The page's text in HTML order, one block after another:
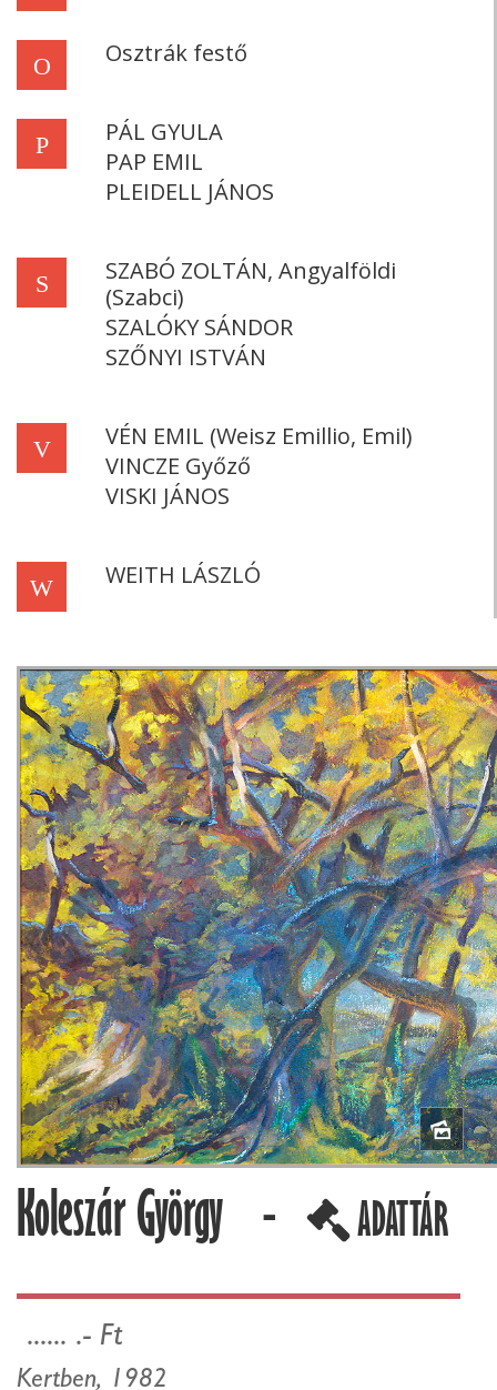
O Osztrák festő
P
PÁL GYULA
PAP EMIL
PLEIDELL JÁNOS
S
SZABÓ ZOLTÁN, Angyalföldi
(Szabci)
SZALÓKY SÁNDOR
SZŐNYI ISTVÁN
V
VÉN EMIL (Weisz Emillio, Emil)
VINCZE Győző
VISKI JÁNOS
W WEITH LÁSZLÓ
Koleszár György - ADATTÁR
...... .- Ft
Kertben, 1982